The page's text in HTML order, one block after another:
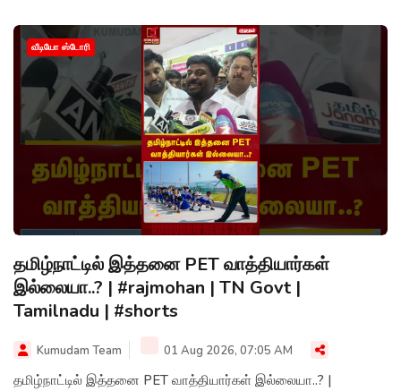
வீடியோ ஸ்டோரி
தமிழ்நாட்டில் இத்தனை PET வாத்தியார்கள்
இல்லையா..? | #rajmohan | TN Govt |
Tamilnadu | #shorts
Kumudam Team 01 Aug 2026, 07:05 AM
தமிழ்நாட்டில் இத்தனை PET வாத்தியார்கள் இல்லையா..? |